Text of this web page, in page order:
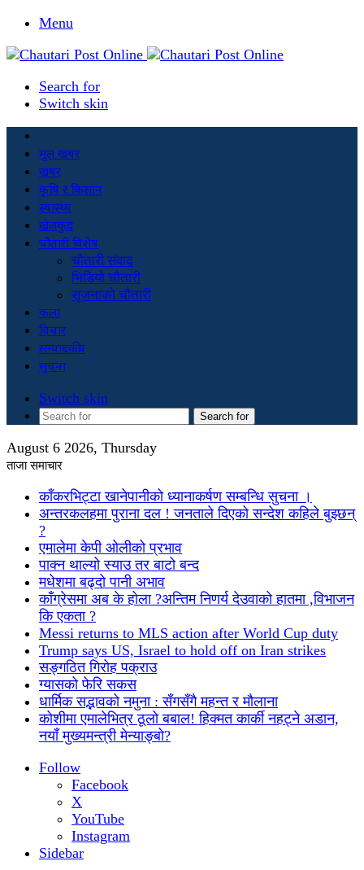
Menu
Search for
Switch skin
मूल खबर
खबर
कृषि र किसान
स्वास्थ्य
खेलकुद
चौतारी विशेष
चौतारी संवाद
भिडियो चौतारी
सृजनाको चौतारी
कला
विचार
सम्पादकीय
सुचना
Switch skin
Search for
August 6 2026, Thursday
ताजा समाचार
काँकरभिट्टा खानेपानीको ध्यानाकर्षण सम्बन्धि सुचना ।
अन्तरकलहमा पुराना दल ! जनताले दिएको सन्देश कहिले बुझ्छन्
?
एमालेमा केपी ओलीको प्रभाव
पाक्न थाल्यो स्याउ तर बाटो बन्द
मधेशमा बढ्दो पानी अभाव
काँग्रेसमा अब के होला ?अन्तिम निणर्य देउवाको हातमा ,विभाजन
कि एकता ?
Messi returns to MLS action after World Cup duty
Trump says US, Israel to hold off on Iran strikes
सङ्गठित गिरोह पक्राउ
ग्यासको फेरि सकस
धार्मिक सद्भावको नमुना : सँगसँगै महन्त र मौलाना
कोशीमा एमालेभित्र ठूलो बबाल! हिक्मत कार्की नहट्ने अडान,
नयाँ मुख्यमन्त्री मेन्याङ्बो?
Follow
Facebook
X
YouTube
Instagram
Sidebar